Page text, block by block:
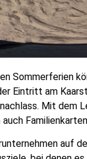
Sommerferien
Eintritt am
Mit dem
auf